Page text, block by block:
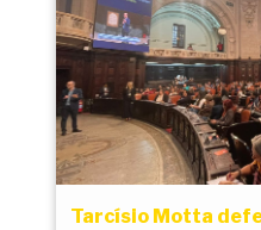
Tarcísio Motta